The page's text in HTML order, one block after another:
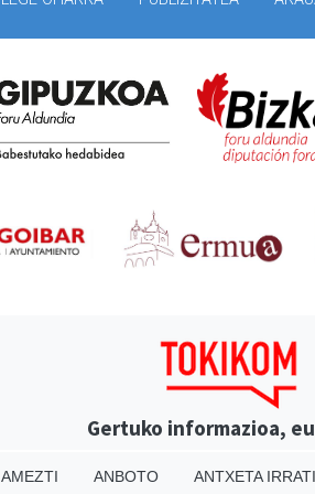
Gertuko informazioa,
AMEZTI ANBOTO ANTXETA